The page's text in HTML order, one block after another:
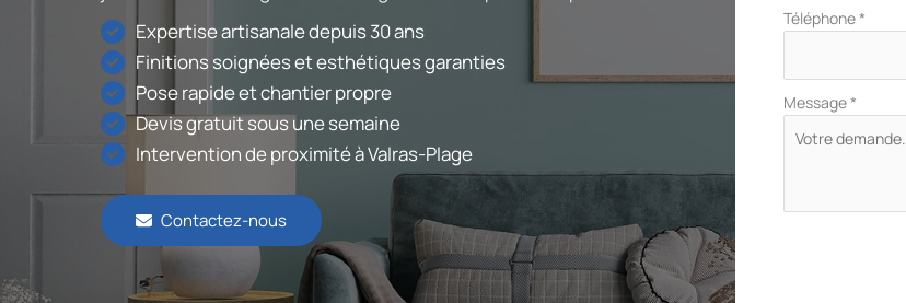
Expertise artisanale depuis 30 ans
Finitions soignées et esthétiques garanties
Pose rapide et chantier propre
Devis gratuit sous une semaine
Intervention de proximité à Valras-Plage
Contactez-nous
Téléphone*
Message*